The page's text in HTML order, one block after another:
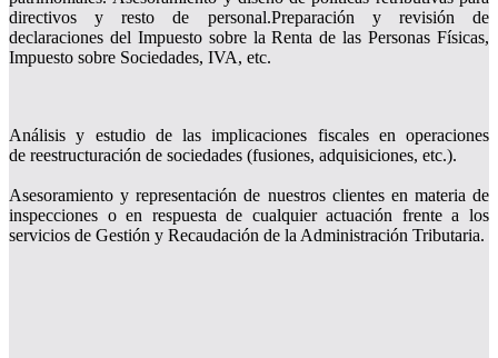
directivos y resto de personal.Preparación y revisión de
declaraciones del Impuesto sobre la Renta de las Personas Físicas,
Impuesto sobre Sociedades, IVA, etc.
Análisis y estudio de las implicaciones fiscales en operaciones
de reestructuración de sociedades (fusiones, adquisiciones, etc.).
Asesoramiento y representación de nuestros clientes en materia de
inspecciones o en respuesta de cualquier actuación frente a los
servicios de Gestión y Recaudación de la Administración Tributaria.